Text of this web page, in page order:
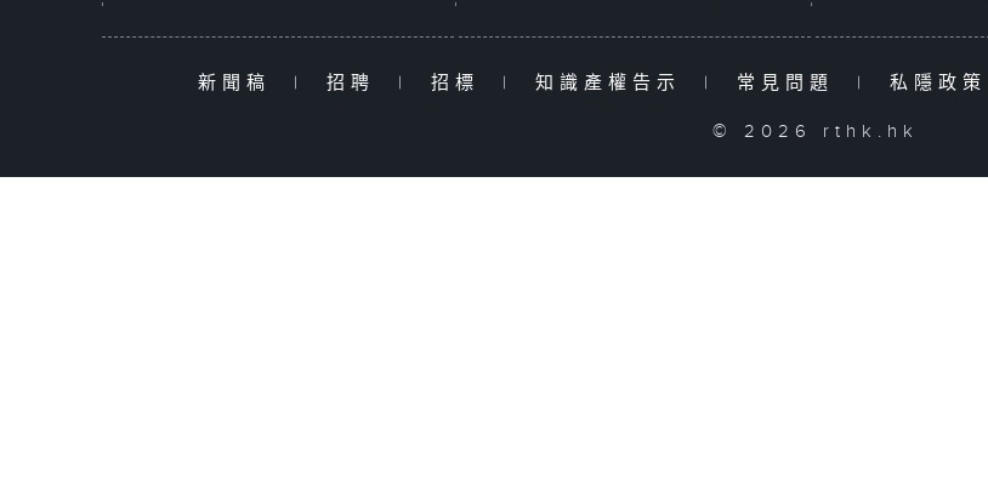
新聞稿 | 招聘 | 招標 | 知識產權告示 | 常見問題 | 私隱政策
© 2026 rthk.hk